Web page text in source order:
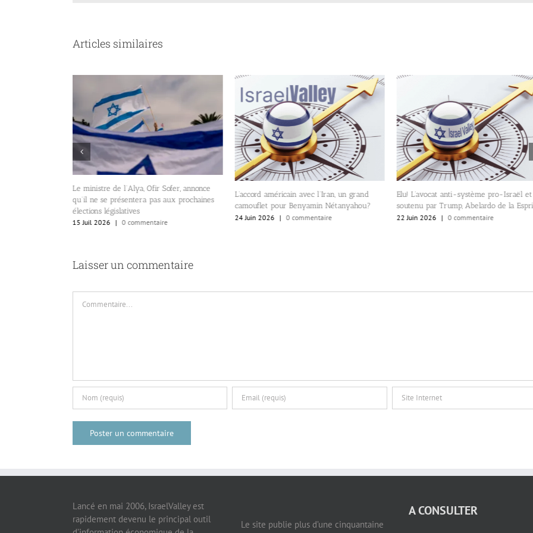
Articles similaires
Le ministre de l’Alya, Ofir Sofer, annonce
qu’il ne se présentera pas aux prochaines
élections législatives
15 Juil 2026 | 0 commentaire
L’accord américain avec l’Iran, un grand
camouflet pour Benyamin Nétanyahou?
24 Juin 2026 | 0 commentaire
Elu! L’avocat anti-système pro-Israël et
soutenu par Trump, Abelardo de la
22 Juin 2026 | 0 commentaire
Laisser un commentaire
Lancé en mai 2006, IsraelValley est
rapidement devenu le principal outil
Le site publie plus d’une cinquantaine
A CONSULTER